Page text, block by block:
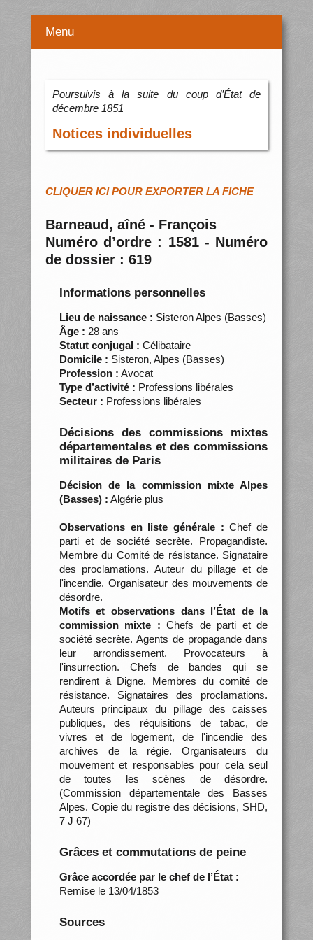
Menu
Poursuivis à la suite du coup d’État de
décembre 1851
Notices individuelles
CLIQUER ICI POUR EXPORTER LA FICHE
Barneaud, aîné - François
Numéro d’ordre : 1581 - Numéro
de dossier : 619
Informations personnelles
Lieu de naissance : Sisteron Alpes (Basses)
Âge : 28 ans
Statut conjugal : Célibataire
Domicile : Sisteron, Alpes (Basses)
Profession : Avocat
Type d’activité : Professions libérales
Secteur : Professions libérales
Décisions des commissions mixtes
départementales et des commissions
militaires de Paris
Décision de la commission mixte Alpes
(Basses) : Algérie plus
Observations en liste générale : Chef de
parti et de société secrète. Propagandiste.
Membre du Comité de résistance. Signataire
des proclamations. Auteur du pillage et de
l'incendie. Organisateur des mouvements de
désordre.
Motifs et observations dans l’État de la
commission mixte : Chefs de parti et de
société secrète. Agents de propagande dans
leur arrondissement. Provocateurs à
l'insurrection. Chefs de bandes qui se
rendirent à Digne. Membres du comité de
résistance. Signataires des proclamations.
Auteurs principaux du pillage des caisses
publiques, des réquisitions de tabac, de
vivres et de logement, de l'incendie des
archives de la régie. Organisateurs du
mouvement et responsables pour cela seul
de toutes les scènes de désordre.
(Commission départementale des Basses
Alpes. Copie du registre des décisions, SHD,
7 J 67)
Grâces et commutations de peine
Grâce accordée par le chef de l’État :
Remise le 13/04/1853
Sources